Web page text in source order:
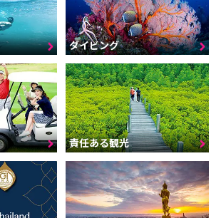
ダイビング
責任ある観光